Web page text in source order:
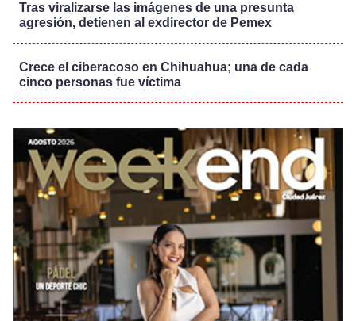
Tras viralizarse las imágenes de una presunta
agresión, detienen al exdirector de Pemex
Crece el ciberacoso en Chihuahua; una de cada
cinco personas fue víctima